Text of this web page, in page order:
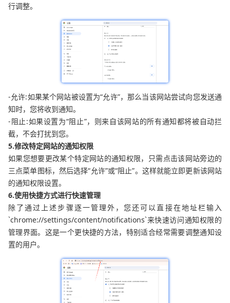
行调整。
-允许:如果某个网站被设置为“允许”，那么当该网站尝试向您发送通
知时，您将收到通知。
-阻止:如果设置为“阻止”，则来自该网站的所有通知都将被自动拦
截，不会打扰到您。
5.修改特定网站的通知权限
如果您想要更改某个特定网站的通知权限，只需点击该网站旁边的
三点菜单图标，然后选择“允许”或“阻止”。这样就能立即更新该网站
的通知权限设置。
6.使用快捷方式进行快速管理
除了通过上述步骤逐一管理外，您还可以直接在地址栏输入
`chrome://settings/content/notifications`来快速访问通知权限的
管理界面。这是一个更快捷的方法，特别适合经常需要调整通知设
置的用户。